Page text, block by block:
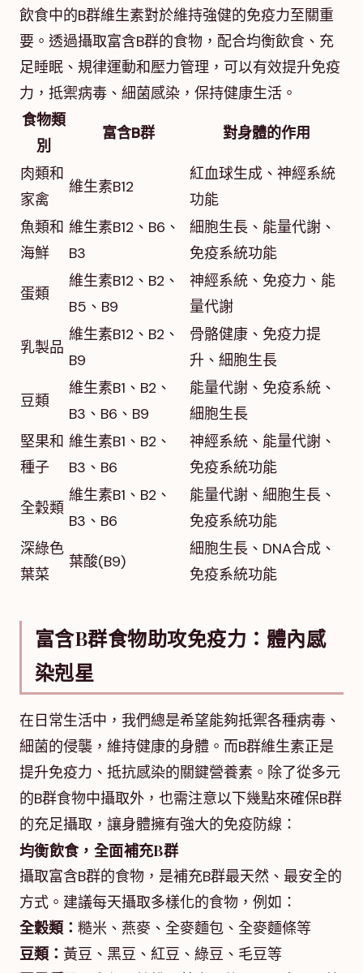
飲食中的B群維生素對於維持強健的免疫力至關重
要。透過攝取富含B群的食物，配合均衡飲食、充
足睡眠、規律運動和壓力管理，可以有效提升免疫
力，抵禦病毒、細菌感染，保持健康生活。
食物類
別
富含B群 對身體的作用
肉類和
家禽
維生素B12
紅血球生成、神經系統
功能
魚類和
海鮮
維生素B12、B6、
B3
細胞生長、能量代謝、
免疫系統功能
蛋類
維生素B12、B2、
B5、B9
神經系統、免疫力、能
量代謝
乳製品
維生素B12、B2、
B9
骨骼健康、免疫力提
升、細胞生長
豆類
維生素B1、B2、
B3、B6、B9
能量代謝、免疫系統、
細胞生長
堅果和
種子
維生素B1、B2、
B3、B6
神經系統、能量代謝、
免疫系統功能
全穀類
維生素B1、B2、
B3、B6
能量代謝、細胞生長、
免疫系統功能
深綠色
葉菜
葉酸(B9)
細胞生長、DNA合成、
免疫系統功能
富含B群食物助攻免疫力：體內感
染剋星
在日常生活中，我們總是希望能夠抵禦各種病毒、
細菌的侵襲，維持健康的身體。而B群維生素正是
提升免疫力、抵抗感染的關鍵營養素。除了從多元
的B群食物中攝取外，也需注意以下幾點來確保B群
的充足攝取，讓身體擁有強大的免疫防線：
均衡飲食，全面補充B群
攝取富含B群的食物，是補充B群最天然、最安全的
方式。建議每天攝取多樣化的食物，例如：
全穀類： 糙米、燕麥、全麥麵包、全麥麵條等
豆類： 黃豆、黑豆、紅豆、綠豆、毛豆等